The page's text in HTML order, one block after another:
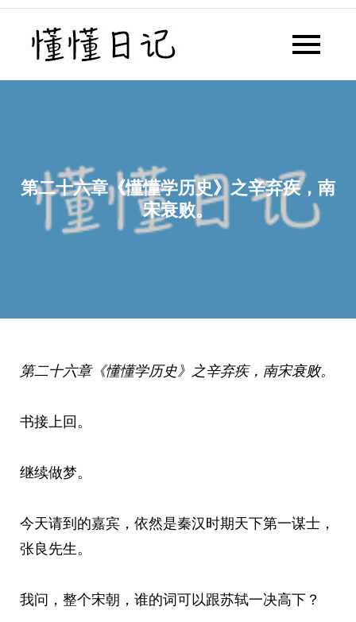
Skip
content
懂懂日记网每天同步更新懂懂学
第二十六章《懂懂学历史》之辛弃疾，南
宋衰败。
第二十六章《懂懂学历史》之辛弃疾，南宋衰败。
书接上回。
继续做梦。
今天请到的嘉宾，依然是秦汉时期天下第一谋士，
张良先生。
我问，整个宋朝，谁的词可以跟苏轼一决高下？